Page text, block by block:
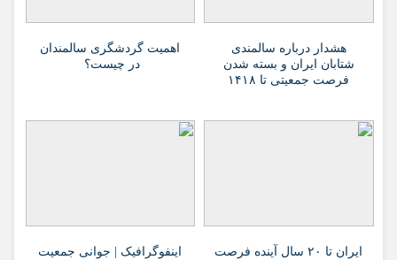
هشدار درباره سالمندی
شتابان ایران و بسته شدن
فرصت جمعیتی تا ۱۴۱۸
اهمیت گردشگری سالمندان
در چیست؟
ایران تا ۲۰ سال آینده فرصت
اینفوگرافیک | جوانی جمعیت